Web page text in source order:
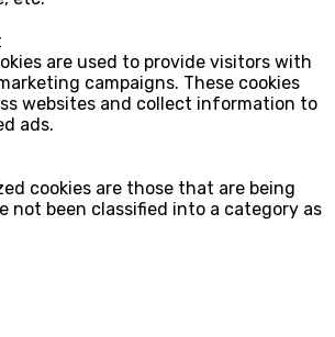
are used to provide visitors with
campaigns. These cookies
websites and collect information to
ads.
cookies are those that are being
not been classified into a category as